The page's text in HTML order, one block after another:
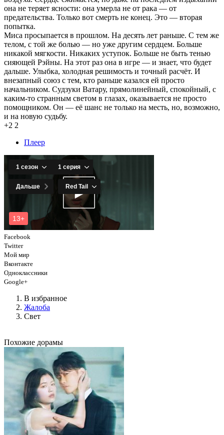
она не теряет ясности: она умерла не от рака — от
предательства. Только вот смерть не конец. Это — вторая
попытка.
Миса просыпается в прошлом. На десять лет раньше. С тем же
телом, с той же болью — но уже другим сердцем. Больше
никакой мягкости. Никаких уступок. Больше не быть тенью
сияющей Рэйны. На этот раз она в игре — и знает, что будет
дальше. Улыбка, холодная решимость и точный расчёт. И
внезапный союз с тем, кто раньше казался ей просто
начальником. Судзуки Ватару, прямолинейный, спокойный, с
каким-то странным светом в глазах, оказывается не просто
помощником. Он — её шанс не только на месть, но, возможно,
и на новую судьбу.
+2 2
Плеер
Facebook
Twitter
Мой мир
Вконтакте
Одноклассники
Google+
В избранное
Жалоба
Свет
Похожие дорамы